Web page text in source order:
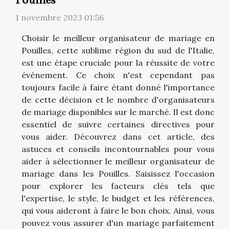
1 novembre 2023 01:56
Choisir le meilleur organisateur de mariage en
Pouilles, cette sublime région du sud de l'Italie,
est une étape cruciale pour la réussite de votre
événement. Ce choix n'est cependant pas
toujours facile à faire étant donné l'importance
de cette décision et le nombre d'organisateurs
de mariage disponibles sur le marché. Il est donc
essentiel de suivre certaines directives pour
vous aider. Découvrez dans cet article, des
astuces et conseils incontournables pour vous
aider à sélectionner le meilleur organisateur de
mariage dans les Pouilles. Saisissez l'occasion
pour explorer les facteurs clés tels que
l'expertise, le style, le budget et les références,
qui vous aideront à faire le bon choix. Ainsi, vous
pouvez vous assurer d'un mariage parfaitement